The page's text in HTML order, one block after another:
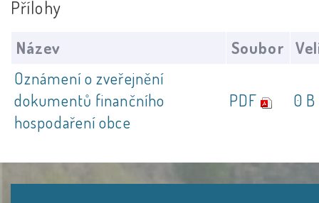
Přílohy
Název Soubor
Oznámení o zveřejnění
dokumentů finančního
hospodaření obce
PDF 0 B